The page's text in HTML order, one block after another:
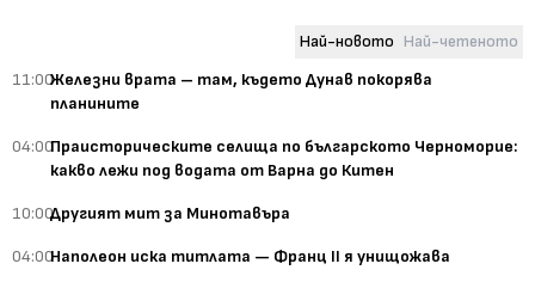
Най-новото Най-четеното
11:00Железни врата – там, където Дунав покорява
планините
04:00Праисторическите селища по българското Черноморие:
какво лежи под водата от Варна до Китен
10:00Другият мит за Минотавъра
04:00Наполеон иска титлата — Франц II я унищожава